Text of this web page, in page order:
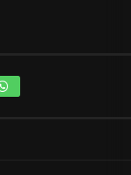
que ela está